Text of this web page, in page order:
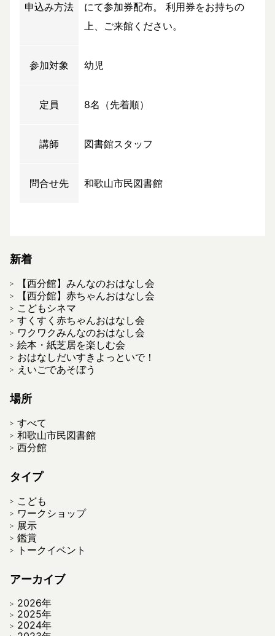
申込み方法
にて参加券配布。 利用券をお持ちの
上、ご来館ください。
参加対象 幼児
定員 8名（先着順）
講師 図書館スタッフ
問合せ先 和歌山市民図書館
新着
【西分館】みんなのおはなし会
【西分館】赤ちゃんおはなし会
こどもシネマ
すくすく赤ちゃんおはなし会
ワクワクみんなのおはなし会
絵本・紙芝居を楽しむ会
おはなしだいすきよっといで！
えいごであそぼう
場所
すべて
和歌山市民図書館
西分館
タイプ
こども
ワークショップ
展示
鑑賞
トークイベント
アーカイブ
2026年
2025年
2024年